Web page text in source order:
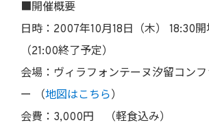
■開催概要
日時：2007年10月18日（木） 18:30
（21:00終了予定）
会場：ヴィラフォンテーヌ汐留コン
ー （地図はこちら）
会費：3,000円 （軽食込み）